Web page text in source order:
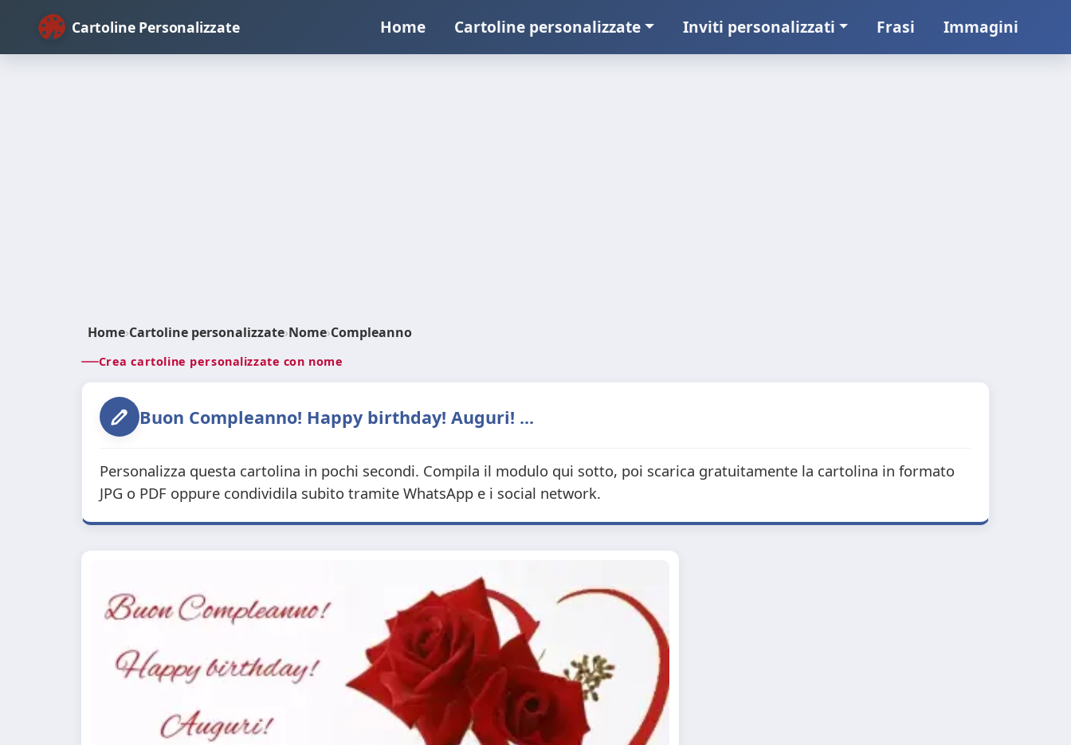
Cartoline Personalizzate Home Cartoline personalizzate Inviti personalizzati Frasi Immagini
Home›Cartoline personalizzate›Nome›Compleanno
Crea cartoline personalizzate con nome
Buon Compleanno! Happy birthday! Auguri! ...
Personalizza questa cartolina in pochi secondi. Compila il modulo qui sotto, poi scarica gratuitamente la cartolina in formato
JPG o PDF oppure condividila subito tramite WhatsApp e i social network.